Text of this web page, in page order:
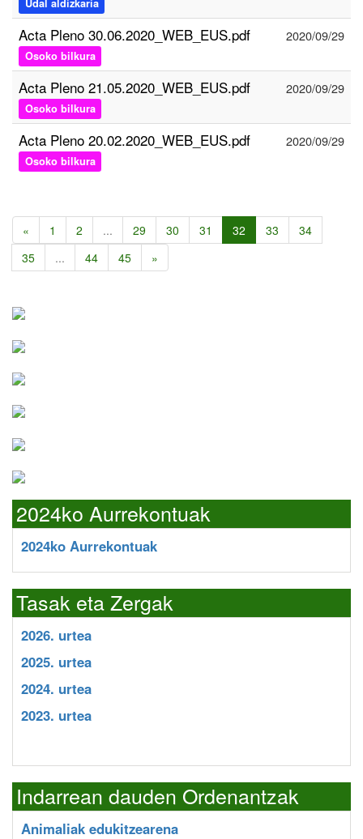
Udal aldizkaria
Acta Pleno 30.06.2020_WEB_EUS.pdf
Osoko bilkura
2020/09/29
Acta Pleno 21.05.2020_WEB_EUS.pdf
Osoko bilkura
2020/09/29
Acta Pleno 20.02.2020_WEB_EUS.pdf
Osoko bilkura
2020/09/29
« 1 2 ... 29 30 31 32 33
34
35
... 44 45 »
2024ko Aurrekontuak
2024ko Aurrekontuak
Tasak eta Zergak
2026. urtea
2025. urtea
2024. urtea
2023. urtea
Indarrean dauden Ordenantzak
Animaliak edukitzearena